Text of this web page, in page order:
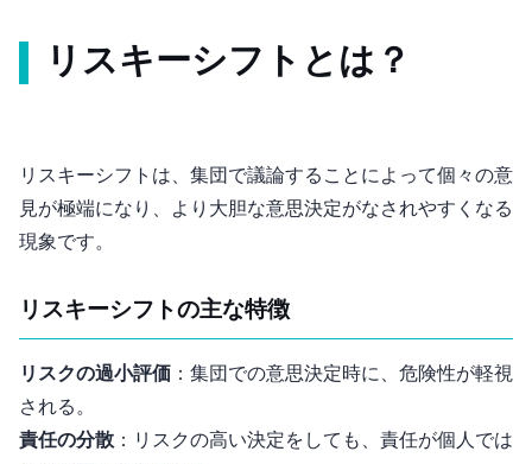
リスキーシフトとは？
リスキーシフトは、集団で議論することによって個々の意
見が極端になり、より大胆な意思決定がなされやすくなる
現象です。
リスキーシフトの主な特徴
リスクの過小評価 ：集団での意思決定時に、危険性が軽視
される。
責任の分散 ：リスクの高い決定をしても、責任が個人では